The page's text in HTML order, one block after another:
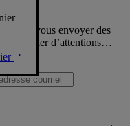
vous envoyer des
combler d’attentions…